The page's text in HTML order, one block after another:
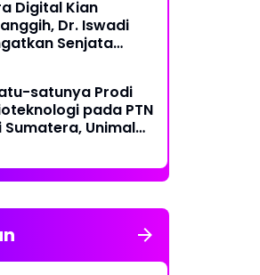
Digital Kian
Dr. Iswadi
Senjata
satunya Prodi
pada PTN
Sumatera, Unimal
Kurikulum